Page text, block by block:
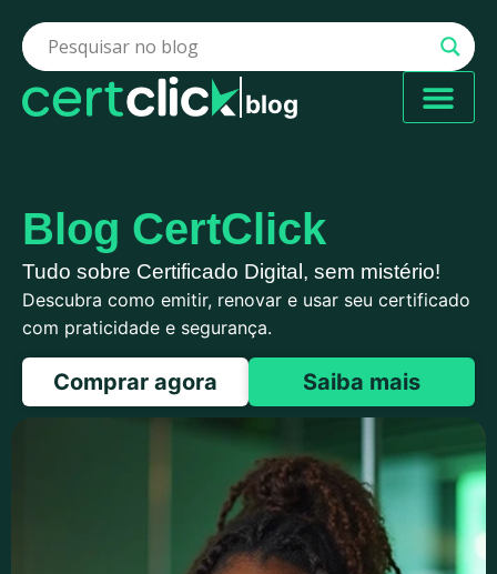
blog
Blog CertClick
Tudo sobre Certificado Digital, sem mistério!
Descubra como emitir, renovar e usar seu certificado
com praticidade e segurança.
Comprar agora Saiba mais